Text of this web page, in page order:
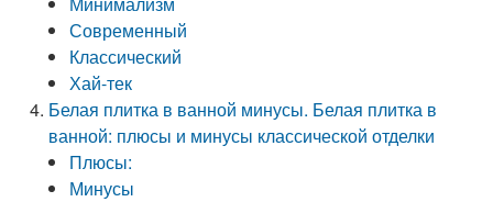
Современный
Классический
Хай-тек
Белая плитка в ванной минусы. Белая плитка в
ванной: плюсы и минусы классической отделки
Плюсы:
Минусы